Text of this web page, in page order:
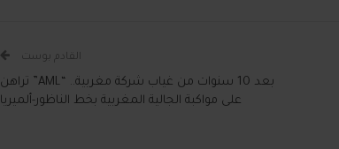
القادم بوست
بعد 10 سنوات من غياب شركة مغربية.. “AML” تراهن
على مواكبة الجالية المغربية بخط الناظور-ألميريا